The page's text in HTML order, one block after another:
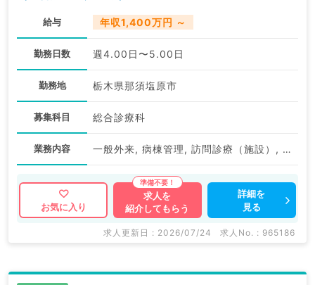
給与 年収1,400万円 ～
勤務日数 週4.00日〜5.00日
勤務地 栃木県那須塩原市
募集科目 総合診療科
業務内容 一般外来, 病棟管理, 訪問診療（施設）, その他
お気に入り
求人を
紹介してもらう
詳細を
見る
求人更新日 : 2026/07/24 求人No. : 965186